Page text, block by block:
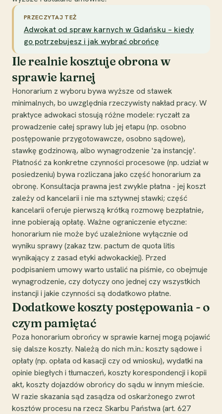
PRZECZYTAJ TEŻ
Adwokat od spraw karnych w Gdańsku – kiedy
go potrzebujesz i jak wybrać obrońcę
Ile realnie kosztuje obrona w
sprawie karnej
Honorarium z wyboru bywa wyższe od stawek
minimalnych, bo uwzględnia rzeczywisty nakład pracy. W
praktyce adwokaci stosują różne modele: ryczałt za
prowadzenie całej sprawy lub jej etapu (np. osobno
postępowanie przygotowawcze, osobno sądowe),
stawkę godzinową, albo wynagrodzenie 'za instancję'.
Płatność za konkretne czynności procesowe (np. udział w
posiedzeniu) bywa rozliczana jako część honorarium za
obronę. Konsultacja prawna jest zwykle płatna - jej koszt
zależy od kancelarii i nie ma sztywnej stawki; część
kancelarii oferuje pierwszą krótką rozmowę bezpłatnie,
inne pobierają opłatę. Ważne ograniczenie etyczne:
honorarium nie może być uzależnione wyłącznie od
wyniku sprawy (zakaz tzw. pactum de quota litis
wynikający z zasad etyki adwokackiej). Przed
podpisaniem umowy warto ustalić na piśmie, co obejmuje
wynagrodzenie, czy dotyczy ono jednej czy wszystkich
instancji i jakie czynności są dodatkowo płatne.
Dodatkowe koszty postępowania - o
czym pamiętać
Poza honorarium obrońcy w sprawie karnej mogą pojawić
się dalsze koszty. Należą do nich m.in.: koszty sądowe i
opłaty (np. opłata od kasacji czy od wniosku), wydatki na
opinie biegłych i tłumaczeń, koszty korespondencji i kopii
akt, koszty dojazdów obrońcy do sądu w innym mieście.
W razie skazania sąd zasądza od oskarżonego zwrot
kosztów procesu na rzecz Skarbu Państwa (art. 627